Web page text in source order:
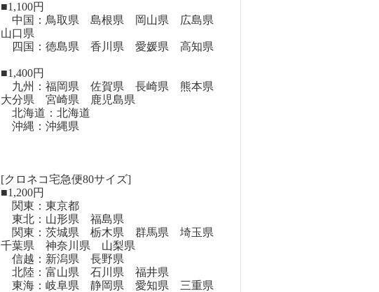
■1,100円
中国：鳥取県 島根県 岡山県 広島県
山口県
四国：徳島県 香川県 愛媛県 高知県
■1,400円
九州：福岡県 佐賀県 長崎県 熊本県
大分県 宮崎県 鹿児島県
北海道：北海道
沖縄：沖縄県
[クロネコ宅急便80サイズ]
■1,200円
関東：東京都
東北：山形県 福島県
関東：茨城県 栃木県 群馬県 埼玉県
千葉県 神奈川県 山梨県
信越：新潟県 長野県
北陸：富山県 石川県 福井県
東海：岐阜県 静岡県 愛知県 三重県